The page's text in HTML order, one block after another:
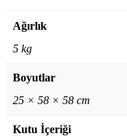
Ağırlık
5 kg
Boyutlar
25 × 58 × 58 cm
Kutu İçeriği